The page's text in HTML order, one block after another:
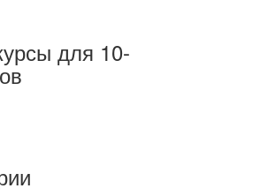
для 10-